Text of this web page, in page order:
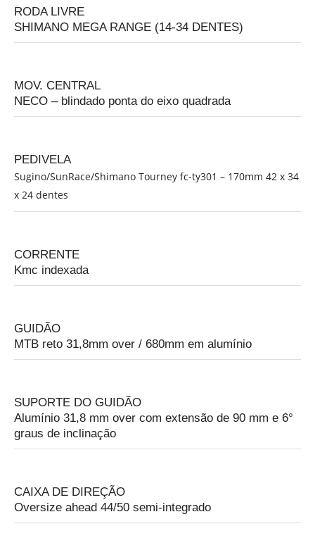
RODA LIVRE
SHIMANO MEGA RANGE (14-34 DENTES)
MOV. CENTRAL
NECO – blindado ponta do eixo quadrada
PEDIVELA
Sugino/SunRace/Shimano Tourney fc-ty301 – 170mm 42 x 34
x 24 dentes
CORRENTE
Kmc indexada
GUIDÃO
MTB reto 31,8mm over / 680mm em alumínio
SUPORTE DO GUIDÃO
Alumínio 31,8 mm over com extensão de 90 mm e 6°
graus de inclinação
CAIXA DE DIREÇÃO
Oversize ahead 44/50 semi-integrado